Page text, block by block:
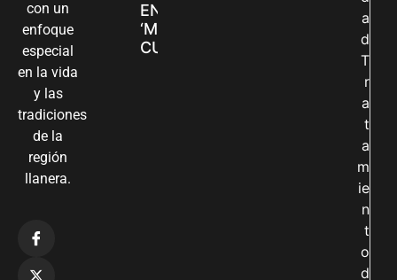
con un
enfoque
especial
en la vida
y las
tradiciones
de la
región
llanera.
EN LA FERIA
‘MANOS QUE
CUIDAN Y CREAN’
a
d
T
r
a
t
a
m
ie
n
t
o
d